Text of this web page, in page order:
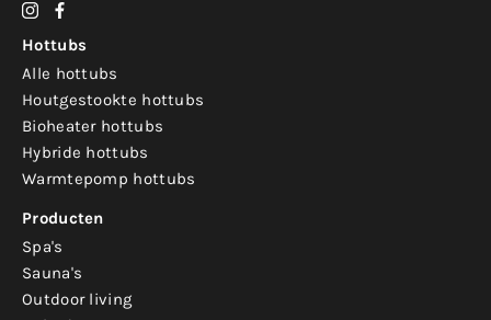
Hottubs
Alle hottubs
Houtgestookte hottubs
Bioheater hottubs
Hybride hottubs
Warmtepomp hottubs
Producten
Spa's
Sauna's
Outdoor living